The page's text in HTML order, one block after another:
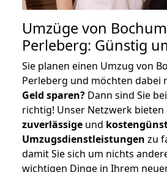
Umzüge von
Perleberg: Günstig
Sie planen einen Umzug von
Perleberg und möchten dabei
Geld sparen? Dann sind Sie
richtig! Unser Netzwerk bieten
zuverlässige und
Umzugsdienstleistungen zu
damit Sie sich um nichts
wichtigen Dinge in Ihrem